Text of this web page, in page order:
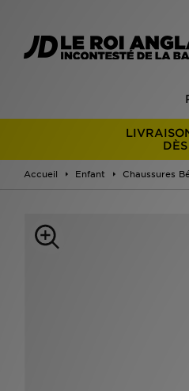
Accueil Enfant Chaussures